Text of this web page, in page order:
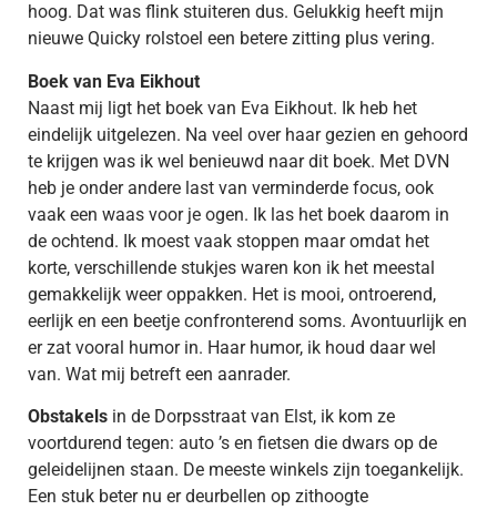
hoog. Dat was flink stuiteren dus. Gelukkig heeft mijn
nieuwe Quicky rolstoel een betere zitting plus vering.
Boek van Eva Eikhout
Naast mij ligt het boek van Eva Eikhout. Ik heb het
eindelijk uitgelezen. Na veel over haar gezien en gehoord
te krijgen was ik wel benieuwd naar dit boek. Met DVN
heb je onder andere last van verminderde focus, ook
vaak een waas voor je ogen. Ik las het boek daarom in
de ochtend. Ik moest vaak stoppen maar omdat het
korte, verschillende stukjes waren kon ik het meestal
gemakkelijk weer oppakken. Het is mooi, ontroerend,
eerlijk en een beetje confronterend soms. Avontuurlijk en
er zat vooral humor in. Haar humor, ik houd daar wel
van. Wat mij betreft een aanrader.
Obstakels in de Dorpsstraat van Elst, ik kom ze
voortdurend tegen: auto ’s en fietsen die dwars op de
geleidelijnen staan. De meeste winkels zijn toegankelijk.
Een stuk beter nu er deurbellen op zithoogte